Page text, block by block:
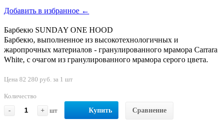
Добавить в избранное ←
Барбекю SUNDAY ONE HOOD
Барбекю, выполненное из высокотехнологичных и
жаропрочных материалов - гранулированного мрамора Carrara
White, с очагом из гранулированного мрамора серого цвета.
Цена 82 280 руб. за 1 шт
Количество
-
+ шт Купить Сравнение